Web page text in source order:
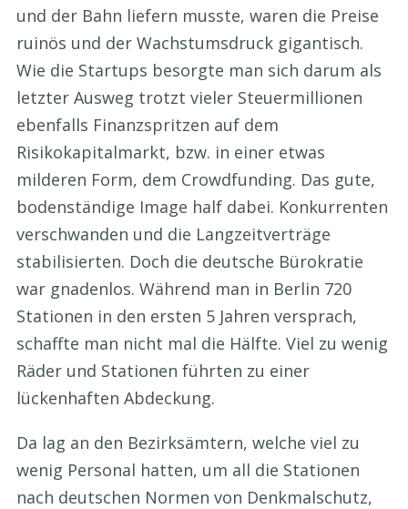
und der Bahn liefern musste, waren die Preise
ruinös und der Wachstumsdruck gigantisch.
Wie die Startups besorgte man sich darum als
letzter Ausweg trotzt vieler Steuermillionen
ebenfalls Finanzspritzen auf dem
Risikokapitalmarkt, bzw. in einer etwas
milderen Form, dem Crowdfunding. Das gute,
bodenständige Image half dabei. Konkurrenten
verschwanden und die Langzeitverträge
stabilisierten. Doch die deutsche Bürokratie
war gnadenlos. Während man in Berlin 720
Stationen in den ersten 5 Jahren versprach,
schaffte man nicht mal die Hälfte. Viel zu wenig
Räder und Stationen führten zu einer
lückenhaften Abdeckung.
Da lag an den Bezirksämtern, welche viel zu
wenig Personal hatten, um all die Stationen
nach deutschen Normen von Denkmalschutz,